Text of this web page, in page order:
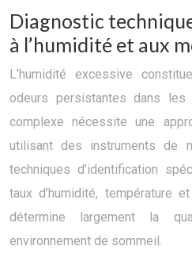
Diagnostic
à l’humidité et aux
L’humidité excessive
odeurs persistantes dans les
complexe nécessite une
utilisant des instruments de
techniques d’identification
taux d’humidité, température
détermine largement la
environnement de sommeil.